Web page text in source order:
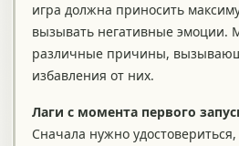
игра должна приносить
вызывать негативные эмоции.
различные причины,
избавления от них.
Лаги с момента первого
Сначала нужно